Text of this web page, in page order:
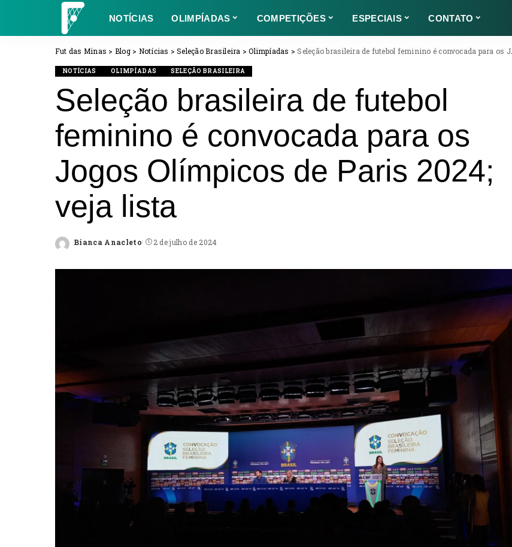
NOTÍCIAS OLIMPÍADAS COMPETIÇÕES ESPECIAIS CONTATO
Fut das Minas > Blog> Notícias >Seleção Brasileira >Olimpíadas >Seleção brasileira de futebol feminino é convocada para os Jogos Olímpicos de Paris 2024; veja lista
NOTÍCIAS OLIMPÍADAS SELEÇÃO BRASILEIRA
Seleção brasileira de futebol
feminino é convocada para os
Jogos Olímpicos de Paris 2024;
veja lista
Posted
Bianca Anacleto 2 de julho de 2024